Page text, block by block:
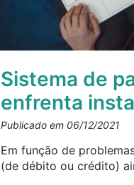
Sistema de
enfrenta
Publicado em 06/12/2021
Em função de
(de débito ou crédito)